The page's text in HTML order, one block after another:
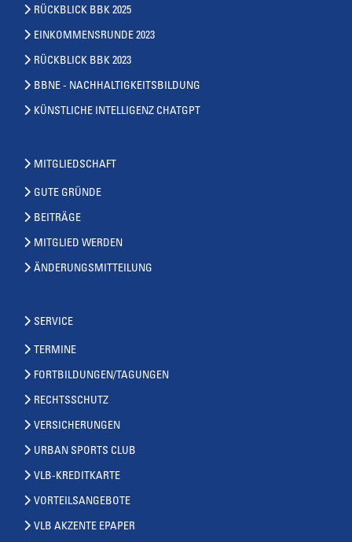
RÜCKBLICK BBK 2025
EINKOMMENSRUNDE 2023
RÜCKBLICK BBK 2023
BBNE - NACHHALTIGKEITSBILDUNG
KÜNSTLICHE INTELLIGENZ CHATGPT
MITGLIEDSCHAFT
GUTE GRÜNDE
BEITRÄGE
MITGLIED WERDEN
ÄNDERUNGSMITTEILUNG
SERVICE
TERMINE
FORTBILDUNGEN/TAGUNGEN
RECHTSSCHUTZ
VERSICHERUNGEN
URBAN SPORTS CLUB
VLB-KREDITKARTE
VORTEILSANGEBOTE
VLB AKZENTE EPAPER